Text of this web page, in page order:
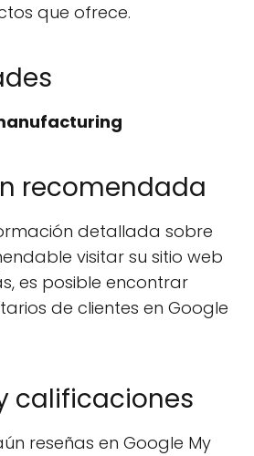
que ofrece.
recomendada
detallada sobre
visitar su sitio web
es posible encontrar
de clientes en Google
calificaciones
reseñas en Google My